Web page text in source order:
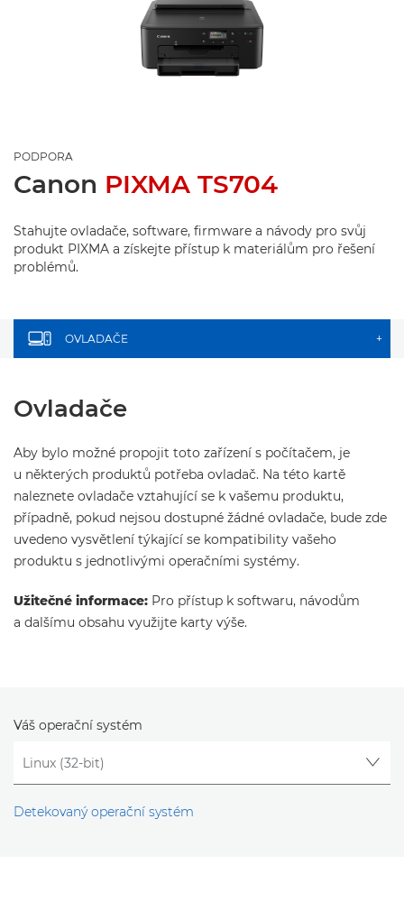
PODPORA
Canon PIXMA TS704
Stahujte ovladače, software, firmware a návody pro svůj
produkt PIXMA a získejte přístup k materiálům pro řešení
problémů.
OVLADAČE +
Ovladače
Aby bylo možné propojit toto zařízení s počítačem, je
u některých produktů potřeba ovladač. Na této kartě
naleznete ovladače vztahující se k vašemu produktu,
případně, pokud nejsou dostupné žádné ovladače, bude zde
uvedeno vysvětlení týkající se kompatibility vašeho
produktu s jednotlivými operačními systémy.
Užitečné informace: Pro přístup k softwaru, návodům
a dalšímu obsahu využijte karty výše.
Váš operační systém
Detekovaný operační systém